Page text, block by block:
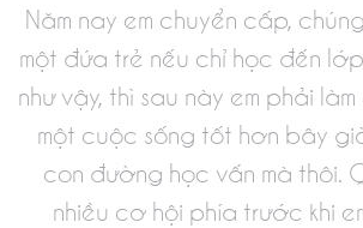
Năm nay em chuyển cấp,
một đứa trẻ nếu chỉ học đến
như vậy, thì sau này em phải
một cuộc sống tốt hơn bây
con đường học vấn mà thôi.
nhiều cơ hội phía trước khi